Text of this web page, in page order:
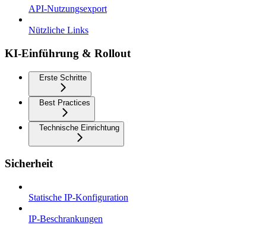
API-Nutzungsexport
Nützliche Links
KI-Einführung & Rollout
Erste Schritte
Best Practices
Technische Einrichtung
Sicherheit
Statische IP-Konfiguration
IP-Beschrankungen